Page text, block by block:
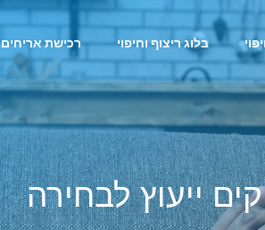
בלוג ריצוף וחיפוי רכישת אריחים
ייעוץ לבחירה